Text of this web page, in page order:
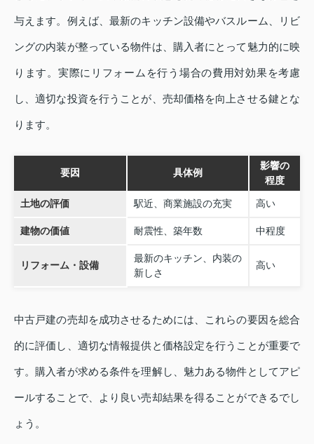
与えます。例えば、最新のキッチン設備やバスルーム、リビ
ングの内装が整っている物件は、購入者にとって魅力的に映
ります。実際にリフォームを行う場合の費用対効果を考慮
し、適切な投資を行うことが、売却価格を向上させる鍵とな
ります。
要因 具体例
影響の
程度
土地の評価 駅近、商業施設の充実 高い
建物の価値 耐震性、築年数 中程度
リフォーム・設備
最新のキッチン、内装の
新しさ
高い
中古戸建の売却を成功させるためには、これらの要因を総合
的に評価し、適切な情報提供と価格設定を行うことが重要で
す。購入者が求める条件を理解し、魅力ある物件としてアピ
ールすることで、より良い売却結果を得ることができるでし
ょう。